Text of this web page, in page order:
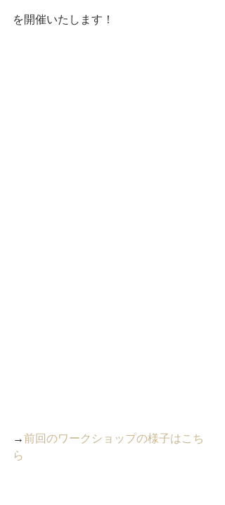
を開催いたします！
→前回のワークショップの様子はこち
ら